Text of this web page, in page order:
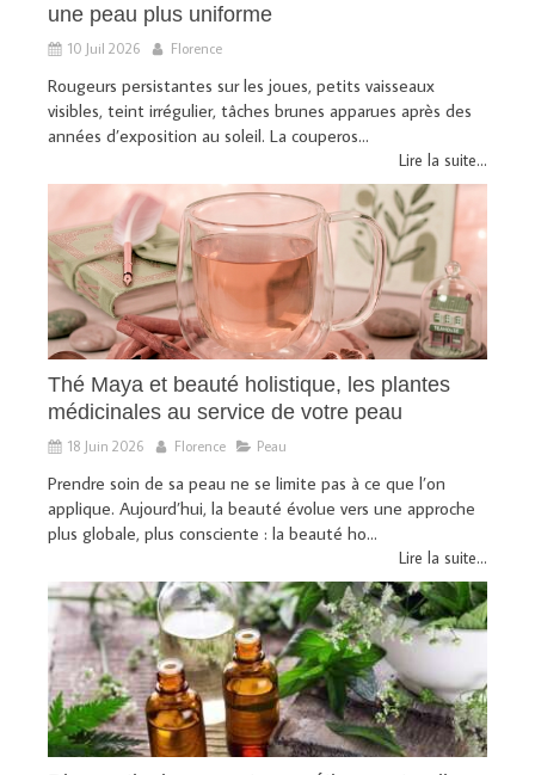
une peau plus uniforme
10 Juil 2026 Florence
Rougeurs persistantes sur les joues, petits vaisseaux
visibles, teint irrégulier, tâches brunes apparues après des
années d’exposition au soleil. La couperos...
Lire la suite...
Thé Maya et beauté holistique, les plantes
médicinales au service de votre peau
18 Juin 2026 Florence Peau
Prendre soin de sa peau ne se limite pas à ce que l’on
applique. Aujourd’hui, la beauté évolue vers une approche
plus globale, plus consciente : la beauté ho...
Lire la suite...